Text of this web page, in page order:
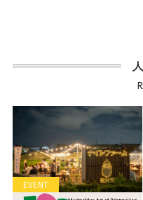
EVENT